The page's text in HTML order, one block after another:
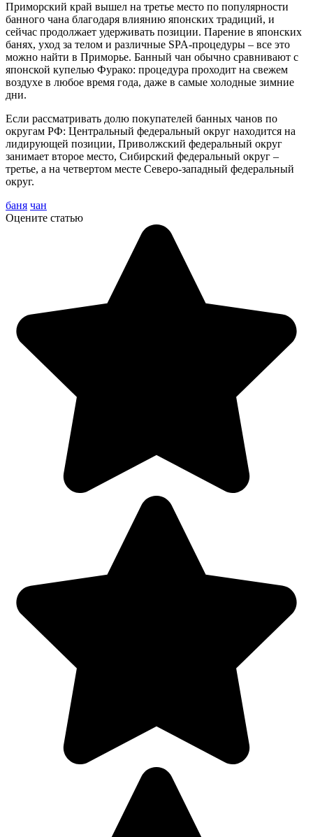
Приморский край вышел на третье место по популярности
банного чана благодаря влиянию японских традиций, и
сейчас продолжает удерживать позиции. Парение в японских
банях, уход за телом и различные SPA-процедуры – все это
можно найти в Приморье. Банный чан обычно сравнивают с
японской купелью Фурако: процедура проходит на свежем
воздухе в любое время года, даже в самые холодные зимние
дни.
Если рассматривать долю покупателей банных чанов по
округам РФ: Центральный федеральный округ находится на
лидирующей позиции, Приволжский федеральный округ
занимает второе место, Сибирский федеральный округ –
третье, а на четвертом месте Северо-западный федеральный
округ.
баня чан
Оцените статью